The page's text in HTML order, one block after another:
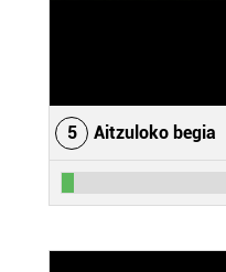
5 Aitzuloko begia